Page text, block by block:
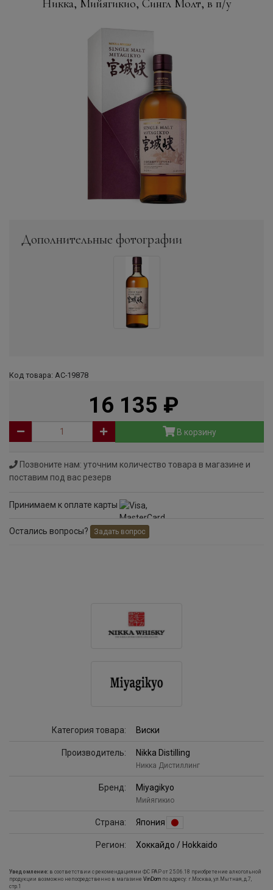
Никка, Мийягикио, Сингл Молт, в п/у
Дополнительные фотографии
Код товара: АС-19878
16 135
В корзину
Позвоните нам: уточним количество товара в магазине и
поставим под вас резерв
Принимаем к оплате карты
Остались вопросы? Задать вопрос
Категория товара: Виски
Производитель: Nikka Distilling
Никка Дистиллинг
Бренд: Miyagikyo
Мийягикио
Страна: Япония
Регион: Хоккайдо / Hokkaido
Уведомление: в соответствии с рекомендациями ФС РАР от 25.06.18 приобретение алкогольной
продукции возможно непосредственно в магазине VinDom по адресу: г.Москва, ул.Мытная, д.7,
стр.1